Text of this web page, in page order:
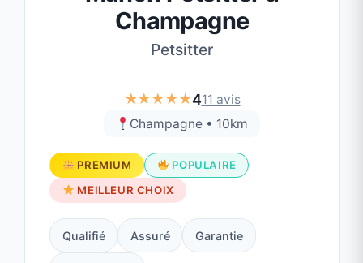
Petsitter
★★★★★411 avis
POPULAIRE
MEILLEUR CHOIX
Qualifié Assuré Garantie
Expérimenté